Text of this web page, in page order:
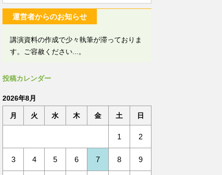
運営者からのお知らせ
講演資料の作成で少々執筆が滞っておりま
す。ご容赦ください...。
投稿カレンダー
2026年8月
月 火 水 木 金 土 日
1 2
3 4 5 6 7 8 9